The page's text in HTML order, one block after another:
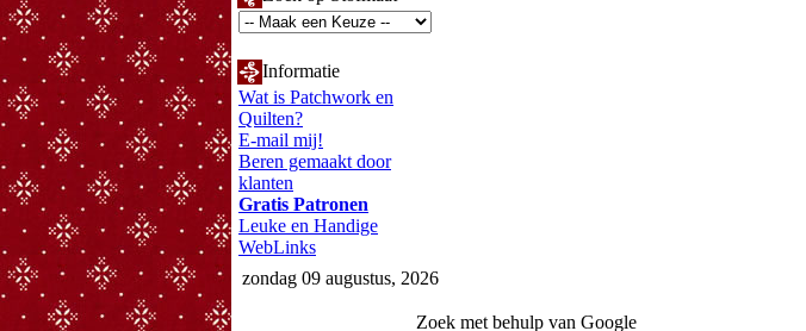
Informatie
Wat is Patchwork en
Quilten?
E-mail mij!
Beren gemaakt door
klanten
Gratis Patronen
Leuke en Handige
WebLinks
zondag 09 augustus, 2026
Zoek met behulp van Google